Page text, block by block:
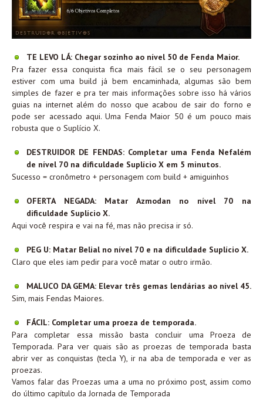
TE LEVO LÁ: Chegar sozinho ao nível 50 de Fenda Maior.
Pra fazer essa conquista fica mais fácil se o seu personagem
estiver com uma build já bem encaminhada, algumas são bem
simples de fazer e pra ter mais informações sobre isso há vários
guias na internet além do nosso que acabou de sair do forno e
pode ser acessado aqui. Uma Fenda Maior 50 é um pouco mais
robusta que o Suplício X.
DESTRUIDOR DE FENDAS: Completar uma Fenda Nefalém
de nível 70 na dificuldade Suplício X em 5 minutos.
Sucesso = cronômetro + personagem com build + amiguinhos
OFERTA NEGADA: Matar Azmodan no nível 70 na
dificuldade Suplício X.
Aqui você respira e vai na fé, mas não precisa ir só.
PEG U: Matar Belial no nível 70 e na dificuldade Suplício X.
Claro que eles iam pedir para você matar o outro irmão.
MALUCO DA GEMA: Elevar três gemas lendárias ao nível 45.
Sim, mais Fendas Maiores.
FÁCIL: Completar uma proeza de temporada.
Para completar essa missão basta concluir uma Proeza de
Temporada. Para ver quais são as proezas de temporada basta
abrir ver as conquistas (tecla Y), ir na aba de temporada e ver as
proezas.
Vamos falar das Proezas uma a uma no próximo post, assim como
do último capítulo da Jornada de Temporada